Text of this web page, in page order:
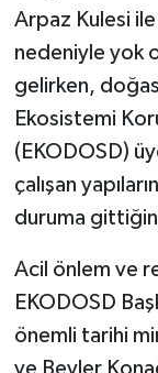
Arpaz Kulesi ile
nedeniyle yok
gelirken,
Ekosistemi
(EKODOSD)
çalışan
duruma
Acil önlem ve
EKODOSD
önemli tarihi